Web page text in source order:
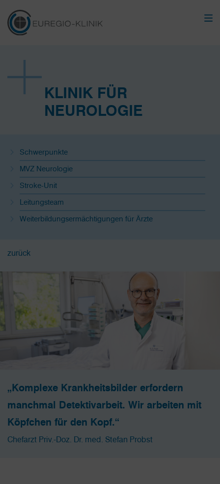
KLINIK FÜR
NEUROLOGIE
Schwerpunkte
MVZ Neurologie
Stroke-Unit
Leitungsteam
Weiterbildungsermächtigungen für Ärzte
zurück
„Komplexe Krankheitsbilder erfordern
manchmal Detektivarbeit. Wir arbeiten mit
Köpfchen für den Kopf.“
Chefarzt Priv.-Doz. Dr. med. Stefan Probst